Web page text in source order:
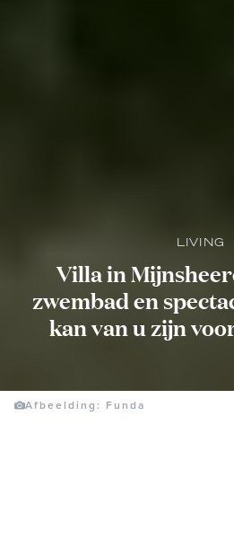
LIVING
Villa in
zwembad en
kan van u zijn
Afbeelding: Funda